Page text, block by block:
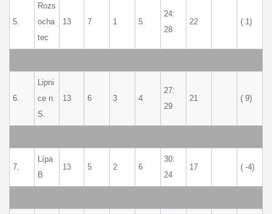
5.
Rozs
ocha
tec
13 7 1 5
24:
28
22 ( 1)
6.
Lipni
ce n.
S.
13 6 3 4
27:
29
21 ( 9)
7.
Lípa
B
13 5 2 6
30:
24
17 ( -4)